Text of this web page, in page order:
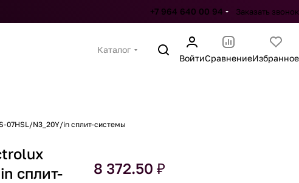
+7 964 640 00 94 Заказать звонок
Каталог
ВойтиСравнениеИзбранное
07HSL/N3_20Y/in сплит-системы
сплит-
8 372.50 ₽